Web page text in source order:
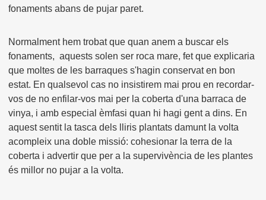
fonaments abans de pujar paret.
Normalment hem trobat que quan anem a buscar els
fonaments, aquests solen ser roca mare, fet que explicaria
que moltes de les barraques s'hagin conservat en bon
estat. En qualsevol cas no insistirem mai prou en recordar-
vos de no enfilar-vos mai per la coberta d'una barraca de
vinya, i amb especial èmfasi quan hi hagi gent a dins. En
aquest sentit la tasca dels lliris plantats damunt la volta
acompleix una doble missió: cohesionar la terra de la
coberta i advertir que per a la supervivència de les plantes
és millor no pujar a la volta.